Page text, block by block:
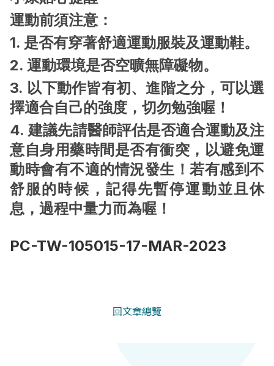
運動前須注意：
1. 是否有穿著舒適運動服裝及運動鞋。
2. 運動環境是否空曠無障礙物。
3. 以下動作皆有初、進階之分，可以選
擇適合自己的強度，切勿勉強喔！
4. 建議先請醫師評估是否適合運動及注
意自身用藥時間是否有衝突，以避免運
動時會有不適的情況發生！若有感到不
舒服的時候，記得先暫停運動並且休
息，過程中量力而為喔！
PC-TW-105015-17-MAR-2023
回文章總覽